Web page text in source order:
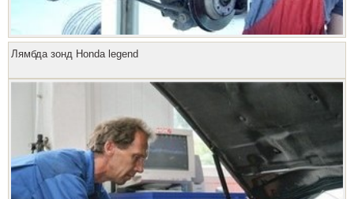
Лямбда зонд Honda legend